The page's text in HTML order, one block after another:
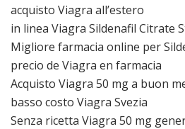
acquisto Viagra all’estero
in linea Viagra Sildenafil Citrate
Migliore farmacia online per
precio de Viagra en farmacia
Acquisto Viagra 50 mg a buon
basso costo Viagra Svezia
Senza ricetta Viagra 50 mg